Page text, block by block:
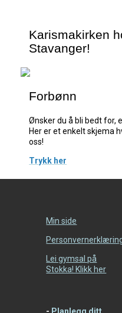
Karismakirken
Stavanger!
Forbønn
Ønsker du å bli bedt for,
Her er et enkelt skjema
oss!
Trykk her
Min side
Lei gymsal på
Stokka! Klikk her